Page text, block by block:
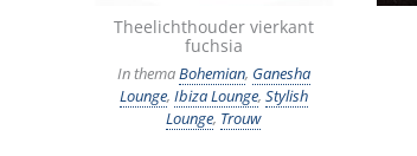
Theelichthouder vierkant
fuchsia
In themaBohemian, Ganesha
Lounge, Ibiza Lounge, Stylish
Lounge, Trouw